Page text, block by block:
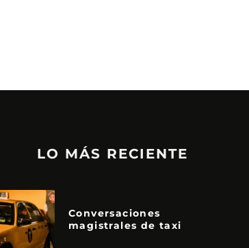
LO MÁS RECIENTE
Conversaciones
magistrales de taxi